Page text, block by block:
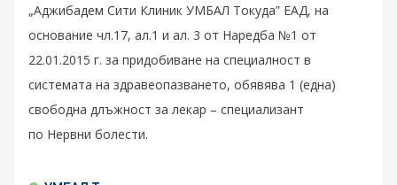
„Аджибадем Сити Клиник УМБАЛ Токуда” ЕАД, на
основание чл.17, ал.1 и ал. 3 от Наредба №1 от
22.01.2015 г. за придобиване на специалност в
системата на здравеопазването, обявява 1 (една)
свободна длъжност за лекар – специализант
по Нервни болести.